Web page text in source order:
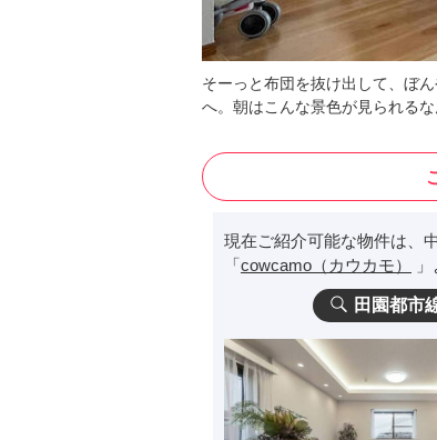
そーっと布団を抜け出して、ぼ
へ。朝はこんな景色が見られる
現在ご紹介可能な物件は、
「cowcamo（カウカモ）
田園都市